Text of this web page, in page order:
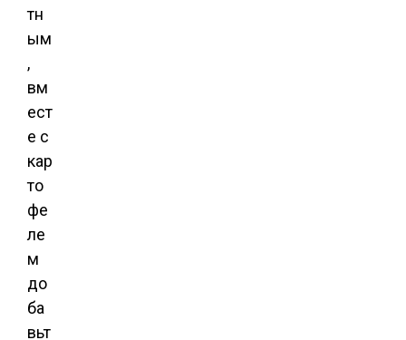
тн
ым
,
вм
ест
е с
кар
то
фе
ле
м
до
ба
вьт